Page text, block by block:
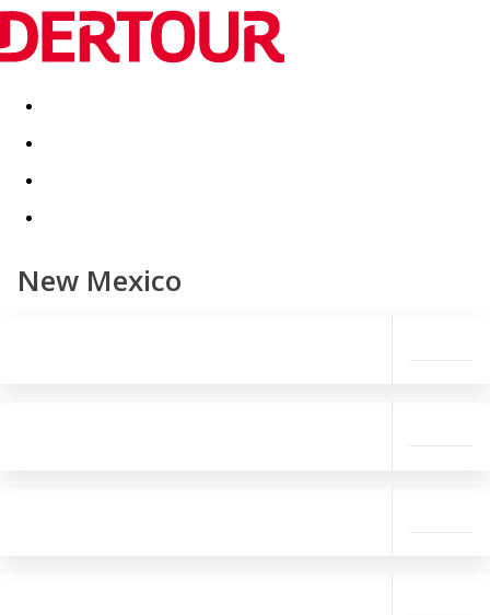
Destinatii Vacanta perfecta OFERTE DE NERATAT
New Mexico